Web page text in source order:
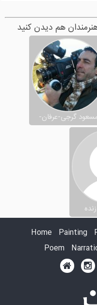
هم دیدن کنید
گرجی-عرفان-
Home
Painting
Poem